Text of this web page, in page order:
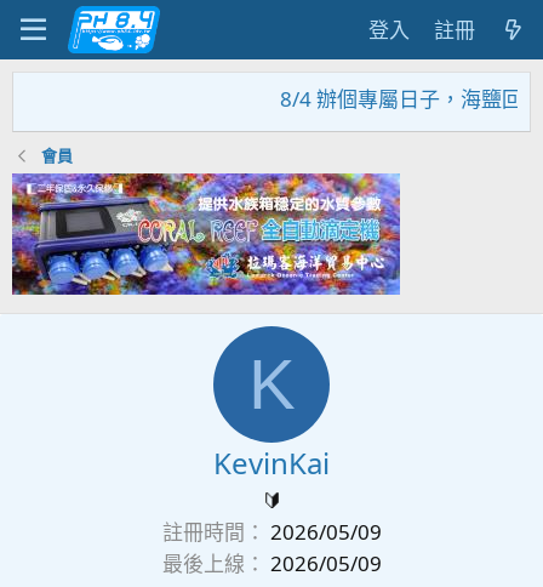
登入 註冊
8/4 辦個專屬日子，海鹽回
會員
K
KevinKai
🔰
註冊時間
2026/05/09
最後上線
2026/05/09